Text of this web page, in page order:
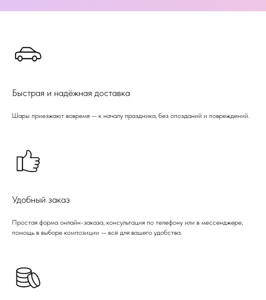
Быстрая и надёжная доставка
Шары приезжают вовремя — к началу праздника, без опозданий и повреждений.
Удобный заказ
Простая форма онлайн-заказа, консультация по телефону или в мессенджере,
помощь в выборе композиции — всё для вашего удобства.